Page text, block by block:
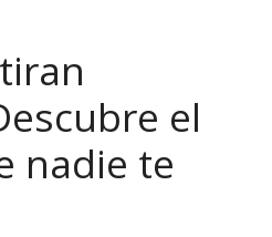
el
nadie te